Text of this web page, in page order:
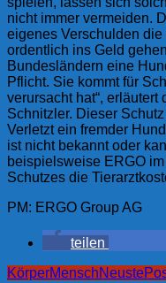
nicht immer vermeiden.
eigenes Verschulden
ordentlich ins Geld
Bundesländern eine
Pflicht. Sie kommt für
verursacht hat“,
Schnitzler. Dieser
Verletzt ein fremder
ist nicht bekannt oder
beispielsweise ERGO
Schutzes die
PM: ERGO Group AG
teilen
KörperMenschNeuste